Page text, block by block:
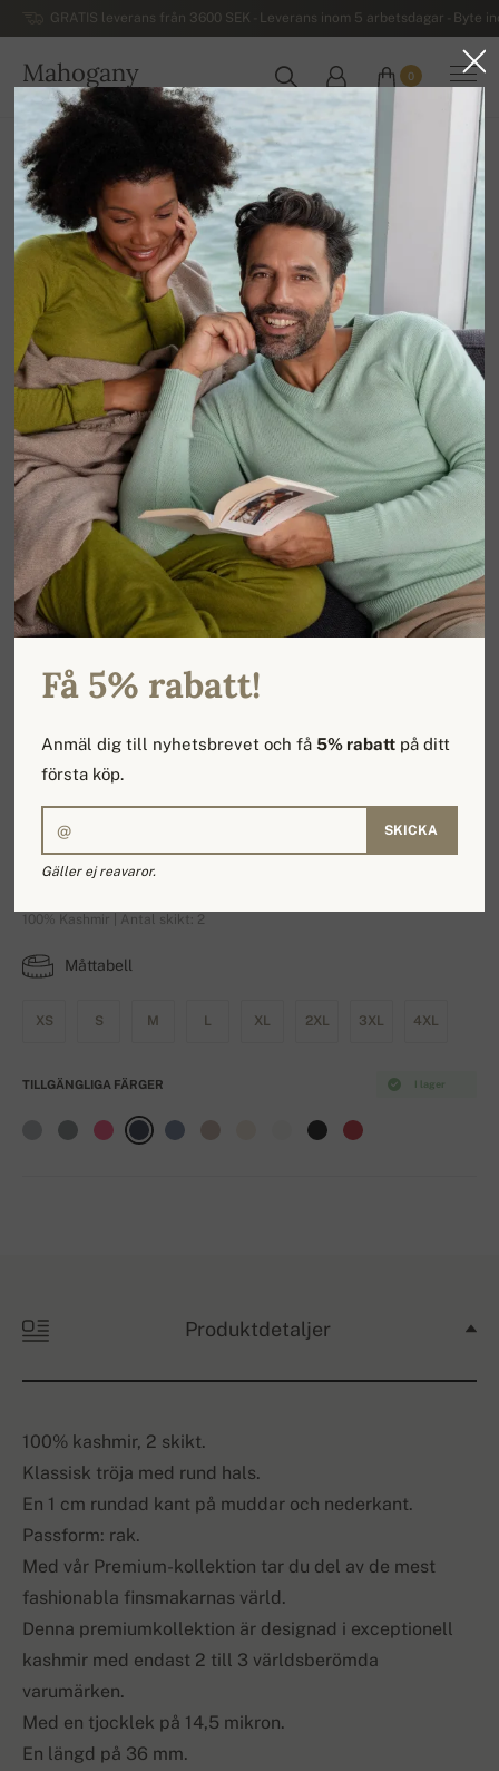
GRATIS leverans från 3600 SEK - Leverans inom 5 arbetsdagar - Byte
Mahogany
SVERIGE
0
Hem Kashmirtröjor för damer Premium
Line Premium
100% Kashmir | Antal skikt: 2
Måttabell
XS S M L XL 2XL 3XL 4XL
I lager
TILLGÄNGLIGA FÄRGER
Produktdetaljer
100% kashmir, 2 skikt.
Klassisk tröja med rund hals.
En 1 cm rundad kant på muddar och nederkant.
Passform: rak.
Med vår Premium-kollektion tar du del av de mest
fashionabla finsmakarnas värld.
Denna premiumkollektion är designad i exceptionell
kashmir med endast 2 till 3 världsberömda
varumärken.
Med en tjocklek på 14,5 mikron.
En längd på 36 mm.
Få 5% rabatt!
Anmäl dig till nyhetsbrevet och få5% rabatt på ditt
första köp.
SKICKA
Gäller ej reavaror.